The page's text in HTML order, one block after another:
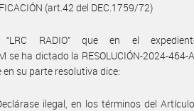
(art.42 del DEC.1759/72)
RADIO” que en el expediente
se ha dictado la RESOLUCIÓN-2024-
su parte resolutiva dice:
Declárase ilegal, en los términos del